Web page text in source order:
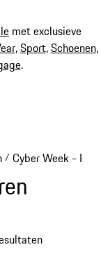
met exclusieve
,Sport,Schoenen,
.
/ Cyber Week -